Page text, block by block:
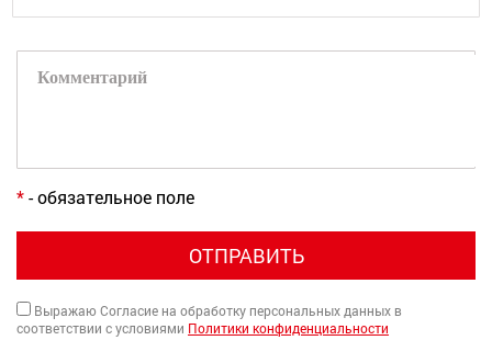
*- обязательное поле
ОТПРАВИТЬ
Выражаю Согласие на обработку персональных данных в
соответствии с условиями Политики конфиденциальности